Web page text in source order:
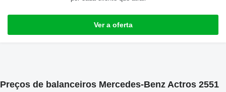
Ver a oferta
Preços de balanceiros Mercedes-Benz Actros 2551